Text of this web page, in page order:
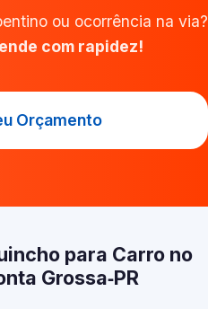
ou ocorrência na via?
com rapidez!
Orçamento
para Carro no
Grossa‑PR